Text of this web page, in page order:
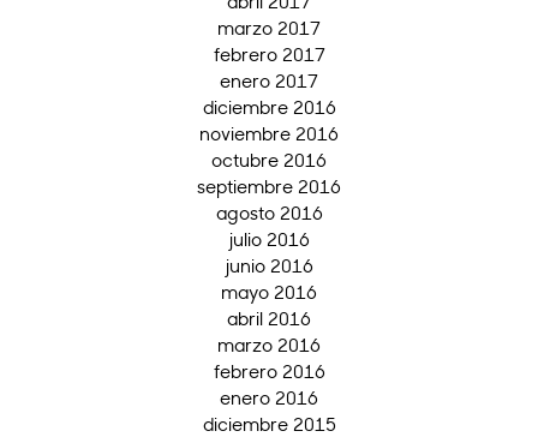
marzo 2017
febrero 2017
enero 2017
diciembre 2016
noviembre 2016
octubre 2016
septiembre 2016
agosto 2016
julio 2016
junio 2016
mayo 2016
abril 2016
marzo 2016
febrero 2016
enero 2016
diciembre 2015